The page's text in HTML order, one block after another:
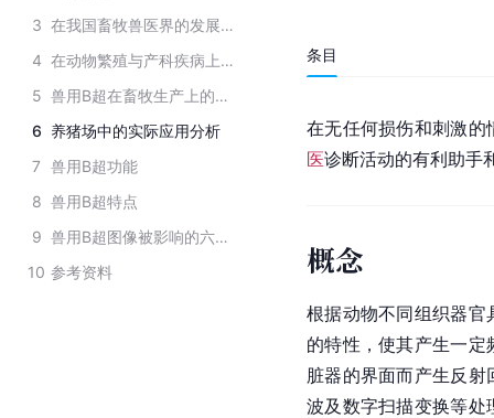
3
在我国畜牧兽医界的发展历史
4
在动物繁殖与产科疾病上的应用
5
兽用B超在畜牧生产上的应用
6 养猪场中的实际应用分析
7 兽用B超功能
8 兽用B超特点
9
兽用B超图像被影响的六个指标
10 参考资料
条目
在无任何损伤和刺激的
医诊断活动的有利助手
概念
根据动物不同组织器官
的特性，使其产生一
脏器的界面而产生反
波及数字扫描变换等处